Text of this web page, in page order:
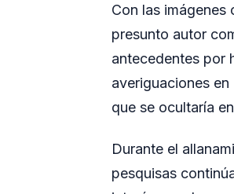
Con las
presunto autor
antecedentes por
averiguaciones
que se ocultaría
Durante el
pesquisas